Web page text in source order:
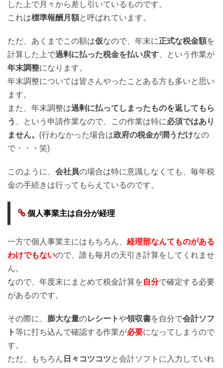
した上で月々から差し引いているものです。
これは標準報酬月額と呼ばれています。
ただ、あくまでこの額は仮なので、年末に正式な税金額を
計算した上で過剰に払った税金を払い戻す、という作業が
年末調整になります。
年末調整については皆さんやったことある方も多いと思い
ます。
また、年末調整は過剰に払ってしまったものを返してもら
う 、という申請作業なので、この作業は特に必須ではあり
ません。 (行わなかった場合は政府の税金が潤うだけなの
で・・・笑)
このように、 会社員の場合は特に意識しなくても、毎年税
金の手続きは行ってもらえているのです。
個人事業主は自分が経理
一方で個人事業主にはもちろん、 経理部なんてものがある
わけでもないので、誰も毎月の天引き計算をしてくれませ
ん。
なので、年度末にまとめて税金計算を自分で確定する必要
があるのです。
その際に、 膨大な量のレシートや領収書を自分で会計ソフ
ト等に打ち込んで確認する作業が必要になってしまうので
す。
ただ、もちろん 日々コツコツと会計ソフトに入力していれ